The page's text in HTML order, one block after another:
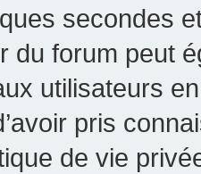
secondes
du forum peut
utilisateurs
pris
de vie